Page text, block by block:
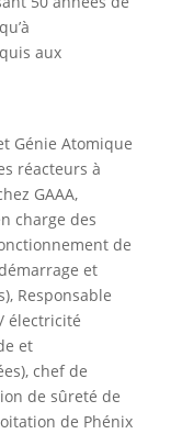
aux
Génie Atomique
réacteurs à
GAAA,
charge des
de
et
Responsable
électricité
et
chef de
de sûreté de
de Phénix